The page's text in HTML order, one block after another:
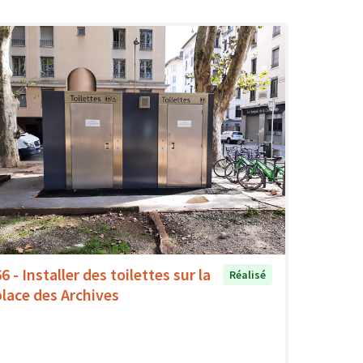
- Installer des toilettes sur la
des Archives
Réalisé